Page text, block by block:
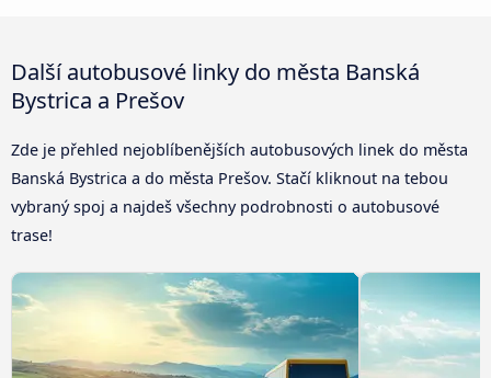
Další autobusové linky do města Banská
Bystrica a Prešov
Zde je přehled nejoblíbenějších autobusových linek do města
Banská Bystrica a do města Prešov. Stačí kliknout na tebou
vybraný spoj a najdeš všechny podrobnosti o autobusové
trase!